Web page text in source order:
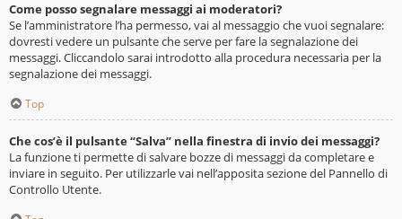
Come posso segnalare messaggi ai moderatori?
Se l’amministratore l’ha permesso, vai al messaggio che vuoi segnalare:
dovresti vedere un pulsante che serve per fare la segnalazione dei
messaggi. Cliccandolo sarai introdotto alla procedura necessaria per la
segnalazione dei messaggi.
Top
Che cos’è il pulsante “Salva” nella finestra di invio dei messaggi?
La funzione ti permette di salvare bozze di messaggi da completare e
inviare in seguito. Per utilizzarle vai nell’apposita sezione del Pannello di
Controllo Utente.